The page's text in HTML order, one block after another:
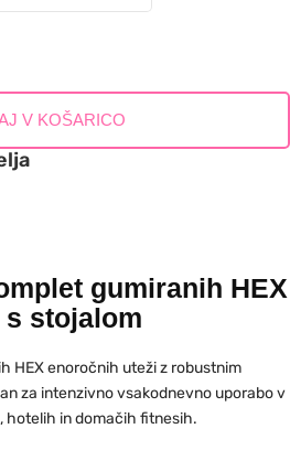
V KOŠARICO
gumiranih HEX
stojalom
HEX enoročnih uteži z robustnim
za intenzivno vsakodnevno uporabo v
hotelih in domačih fitnesih.